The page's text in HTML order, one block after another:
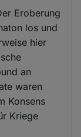
Eroberung
los und
hier
an
waren
Konsens
Kriege